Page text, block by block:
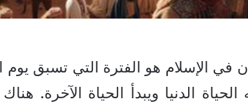
في الإسلام هو الفترة التي تسبق يوم
الحياة الدنيا ويبدأ الحياة الآخرة.